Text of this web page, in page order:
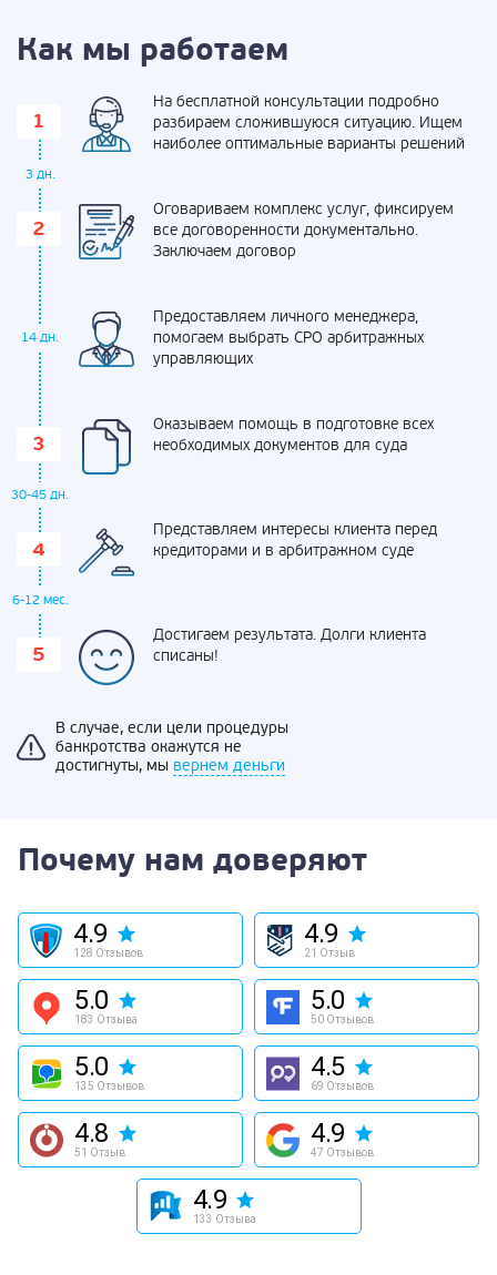
Как мы работаем
3 дн.
На бесплатной консультации подробно
разбираем сложившуюся ситуацию. Ищем
наиболее оптимальные варианты решений
Оговариваем комплекс услуг, фиксируем
все договоренности документально.
Заключаем договор
14 дн.
Предоставляем личного менеджера,
помогаем выбрать СРО арбитражных
управляющих
30-45 дн.
Оказываем помощь в подготовке всех
необходимых документов для суда
6-12 мес.
Представляем интересы клиента перед
кредиторами и в арбитражном суде
Достигаем результата. Долги клиента
списаны!
В случае, если цели процедуры
банкротства окажутся не
достигнуты, мы вернем деньги
Почему нам доверяют
4.9
128 Отзывов
4.9
21 Отзыв
5.0
183 Отзыва
5.0
50 Отзывов
5.0
135 Отзывов
4.5
69 Отзывов
4.8
51 Отзыв
4.9
47 Отзывов
4.9
133 Отзыва